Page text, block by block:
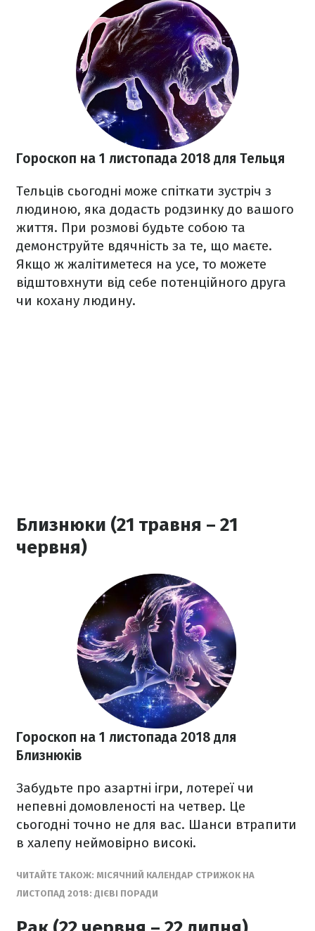
Гороскоп на 1 листопада 2018 для Тельця
Тельців сьогодні може спіткати зустріч з
людиною, яка додасть родзинку до вашого
життя. При розмові будьте собою та
демонструйте вдячність за те, що маєте.
Якщо ж жалітиметеся на усе, то можете
відштовхнути від себе потенційного друга
чи кохану людину.
Близнюки (21 травня – 21
червня)
Гороскоп на 1 листопада 2018 для
Близнюків
Забудьте про азартні ігри, лотереї чи
непевні домовленості на четвер. Це
сьогодні точно не для вас. Шанси втрапити
в халепу неймовірно високі.
ЧИТАЙТЕ ТАКОЖ: МІСЯЧНИЙ КАЛЕНДАР СТРИЖОК НА
ЛИСТОПАД 2018: ДІЄВІ ПОРАДИ